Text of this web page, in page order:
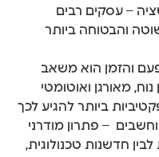
– עסקים רבים
והבטוחה ביותר
והזמן הוא משאב
מאורגן ואוטומטי
ביותר להגיע לכך
– פתרון מודרני
חדשנות טכנולוגית,